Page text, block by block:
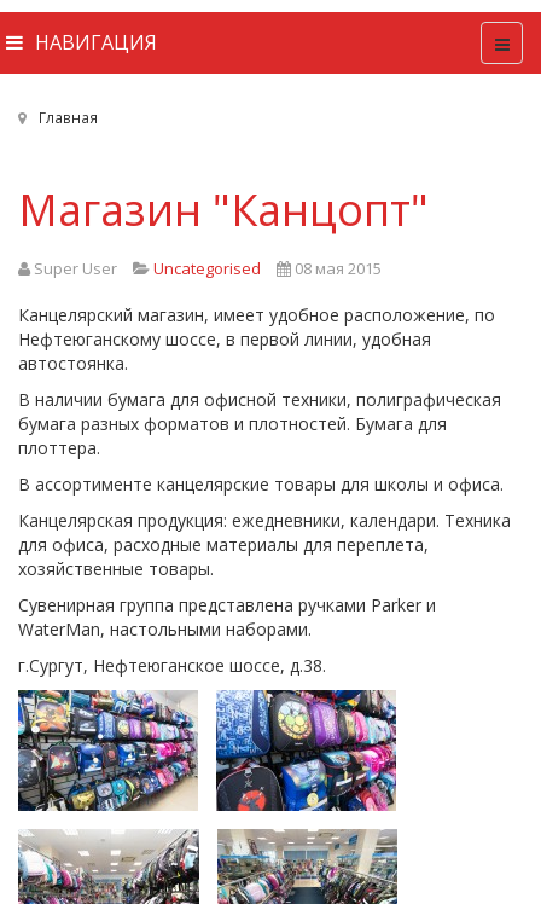
НАВИГАЦИЯ
Главная
Магазин "Канцопт"
Super User Uncategorised 08 мая 2015
Канцелярский магазин, имеет удобное расположение, по
Нефтеюганскому шоссе, в первой линии, удобная
автостоянка.
В наличии бумага для офисной техники, полиграфическая
бумага разных форматов и плотностей. Бумага для
плоттера.
В ассортименте канцелярские товары для школы и офиса.
Канцелярская продукция: ежедневники, календари. Техника
для офиса, расходные материалы для переплета,
хозяйственные товары.
Сувенирная группа представлена ручками Parker и
WaterMan, настольными наборами.
г.Сургут, Нефтеюганское шоссе, д.38.